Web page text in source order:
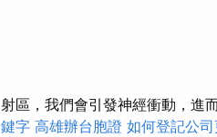
射區，我們會引發神經衝動，進
鍵字 高雄辦台胞證 如何登記公